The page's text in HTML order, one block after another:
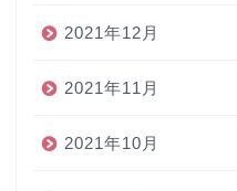
2021年12月
2021年11月
2021年10月